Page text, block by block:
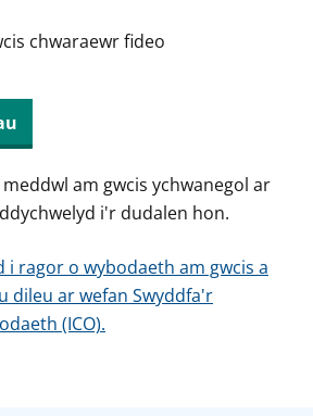
chwaraewr fideo
am gwcis ychwanegol ar
i'r dudalen hon.
i ragor o wybodaeth am gwcis a
dileu ar wefan Swyddfa'r
(ICO).